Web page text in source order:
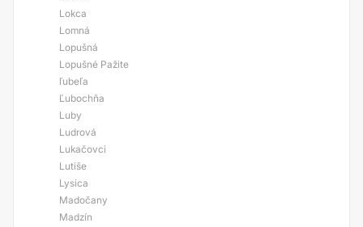
Lokca
Lomná
Lopušná
Lopušné Pažite
ľubeľa
Ľubochňa
Luby
Ludrová
Lukačovci
Lutiše
Lysica
Madočany
Madzín